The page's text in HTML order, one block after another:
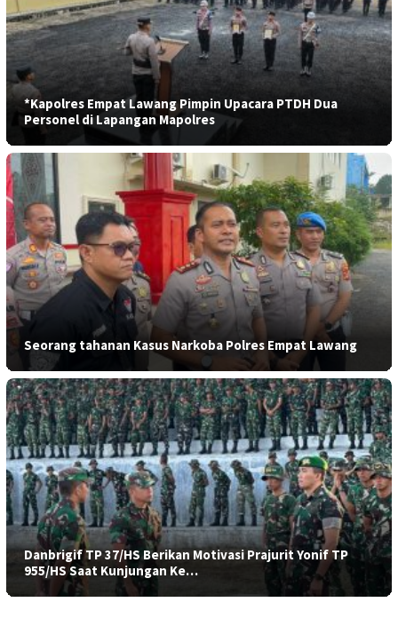
*Kapolres Empat Lawang Pimpin Upacara PTDH Dua
Personel di Lapangan Mapolres
Seorang tahanan Kasus Narkoba Polres Empat Lawang
Danbrigif TP 37/HS Berikan Motivasi Prajurit Yonif TP
955/HS Saat Kunjungan Ke…